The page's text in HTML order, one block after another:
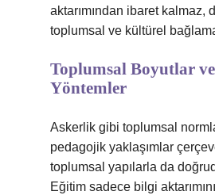
aktarımından ibaret kalmaz,
toplumsal ve kültürel
Toplumsal Boyutlar
Yöntemler
Askerlik gibi toplumsal
pedagojik yaklaşımlar
toplumsal yapılarla da
Eğitim sadece bilgi